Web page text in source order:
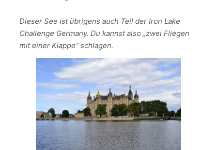
Dieser See ist übrigens auch Teil der Iron Lake
Challenge Germany. Du kannst also „zwei Fliegen
mit einer Klappe“ schlagen.